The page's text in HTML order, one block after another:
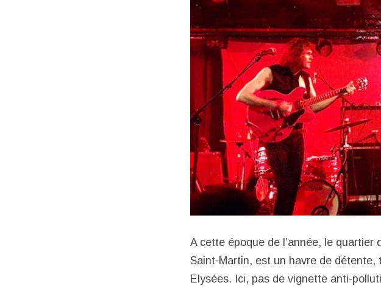
A cette époque de l’année, le quartier
Saint-Martin, est un havre de détente,
Elysées. Ici, pas de vignette anti-